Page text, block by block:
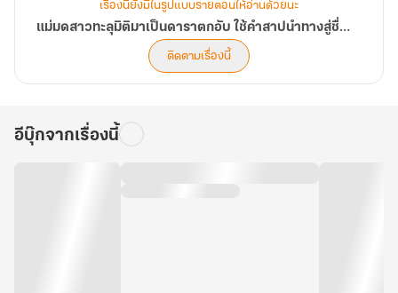
เรื่องนี้ยังมีในรูปแบบรายตอนให้อ่านด้วยนะ
แม่มดสาวทะลุมิติมาเป็นดาราตกอับ ใช้คำสาปนำทางสู่ชื่อเสียง
ติดตามเรื่องนี้
อีบุ๊กจากเรื่องนี้